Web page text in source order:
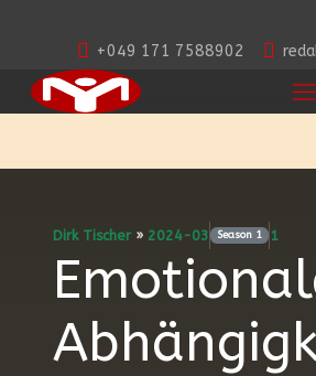
+049 171 7588902
Dirk Tischer » 2024-03 Season 1 1